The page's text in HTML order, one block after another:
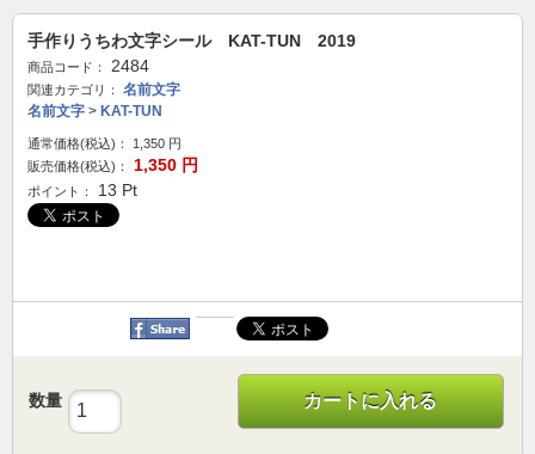
手作りうちわ文字シール KAT-TUN 2019
商品コード： 2484
関連カテゴリ：
名前文字
名前文字 > KAT-TUN
通常価格(税込)： 1,350 円
販売価格(税込)：
1,350 円
ポイント： 13 Pt
数量 カートに入れる